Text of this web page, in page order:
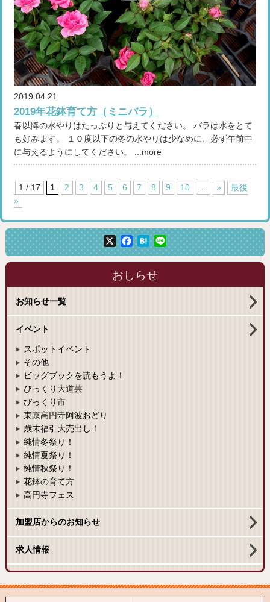
2019.04.21
2019年花鉢育て方（ミニバラ）
春以降の水やりはたっぷりと与えてください。 バラは水をとて
も好みます。 １０度以下の冬の水やりは少なめに、必ず午前中
に与えるようにしてください。 ...more
1 / 17 1 2 3 4 5 6 7 8 9 10 ... »
最後
»
X Facebook
Hatena
Line
おしらせ
お知らせ一覧
イベント
スポットイベント
その他
ビッグブックを読もうよ！
びっくり大道芸
びっくり市
東京高円寺阿波おどり
歳末福引大売出し！
純情冬祭り！
純情夏祭り！
純情秋祭り！
花鉢の育て方
高円寺フェス
加盟店からのお知らせ
求人情報